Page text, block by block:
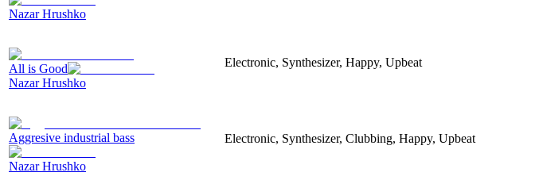
Nazar Hrushko
All is Good
Nazar Hrushko
Electronic, Synthesizer, Happy, Upbeat
Aggresive industrial bass
Nazar Hrushko
Electronic, Synthesizer, Clubbing, Happy, Upbeat